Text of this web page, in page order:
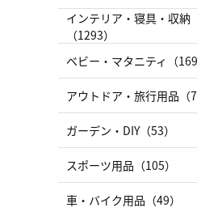
インテリア・寝具・収納
（1293）
ベビー・マタニティ（169
アウトドア・旅行用品（
ガーデン・DIY（53）
スポーツ用品（105）
車・バイク用品（49）